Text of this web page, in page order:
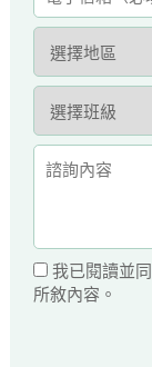
我已閱讀並
所敘內容。